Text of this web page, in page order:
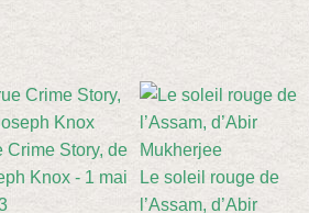
Crime Story, de
Knox - 1 mai
Le soleil rouge de
l’Assam, d’Abir